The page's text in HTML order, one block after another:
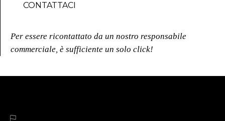
CONTATTACI
Per essere ricontattato da un nostro responsabile
commerciale, è sufficiente un solo click!